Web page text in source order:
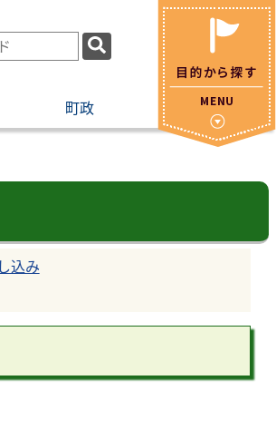
町政
込み